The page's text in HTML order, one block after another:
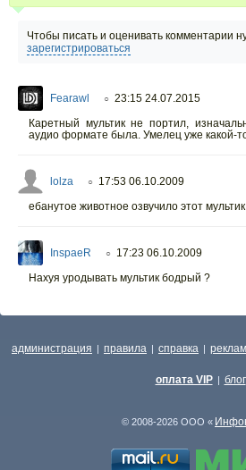
Чтобы писать и оценивать комментарии
зарегистрироваться
Fearawl ○ 23:15 24.07.2015
Каретный мультик не портил,
аудио формате была. Умелец уже какой-
lolza ○ 17:53 06.10.2009
ебанутое животное озвучило этот мультик
InspaeR ○ 17:23 06.10.2009
Нахуя уродывать мультик бодрый ?
администрация | правила | справка |
оплата VIP | блог
© 2008-2026 ООО «